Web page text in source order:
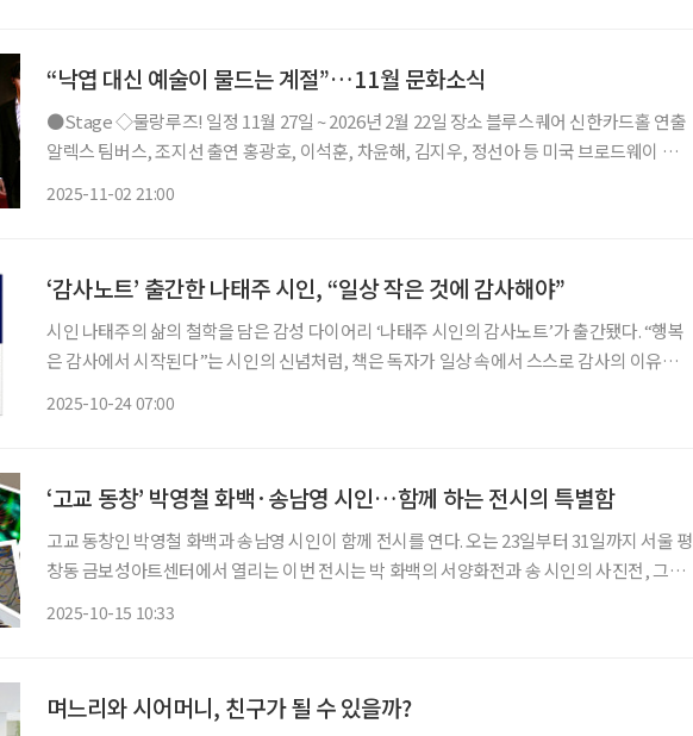
“낙엽 대신 예술이 물드는 계절”…11월 문화소식
●Stage ◇물랑루즈! 일정 11월 27일 ~ 2026년 2월 22일 장소 블루스퀘어 신한카드홀 연출
알렉스 팀버스, 조지선 출연 홍광호, 이석훈, 차윤해, 김지우, 정선아 등 미국 브로드웨이 흥
2025-11-02 21:00
‘감사노트’ 출간한 나태주 시인, “일상 작은 것에 감사해야”
시인 나태주의 삶의 철학을 담은 감성 다이어리 ‘나태주 시인의 감사노트’가 출간됐다. “행복
은 감사에서 시작된다”는 시인의 신념처럼, 책은 독자가 일상 속에서 스스로 감사의 이유를
2025-10-24 07:00
‘고교 동창’ 박영철 화백·송남영 시인…함께 하는 전시의 특별함
고교 동창인 박영철 화백과 송남영 시인이 함께 전시를 연다. 오는 23일부터 31일까지 서울 평
창동 금보성아트센터에서 열리는 이번 전시는 박 화백의 서양화전과 송 시인의 사진전, 그리
2025-10-15 10:33
며느리와 시어머니, 친구가 될 수 있을까?